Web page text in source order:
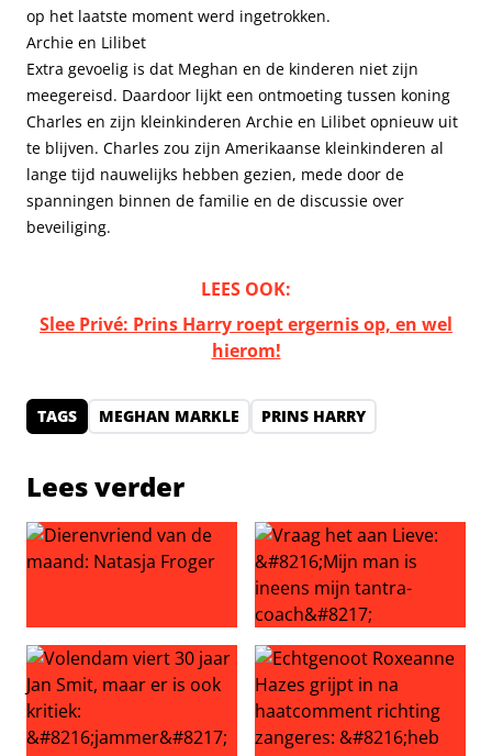
op het laatste moment werd ingetrokken.
Archie en Lilibet
Extra gevoelig is dat Meghan en de kinderen niet zijn
meegereisd. Daardoor lijkt een ontmoeting tussen koning
Charles en zijn kleinkinderen Archie en Lilibet opnieuw uit
te blijven. Charles zou zijn Amerikaanse kleinkinderen al
lange tijd nauwelijks hebben gezien, mede door de
spanningen binnen de familie en de discussie over
beveiliging.
LEES OOK:
Slee Privé: Prins Harry roept ergernis op, en wel
hierom!
TAGS MEGHAN MARKLE PRINS HARRY
Lees verder
Dierenvriend van de maand: Natasja Froger
Vraag het aan Lieve: ‘Mijn